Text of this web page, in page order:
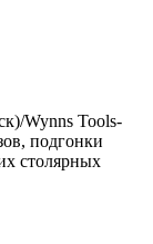
Wynns Tools-
подгонки
столярных